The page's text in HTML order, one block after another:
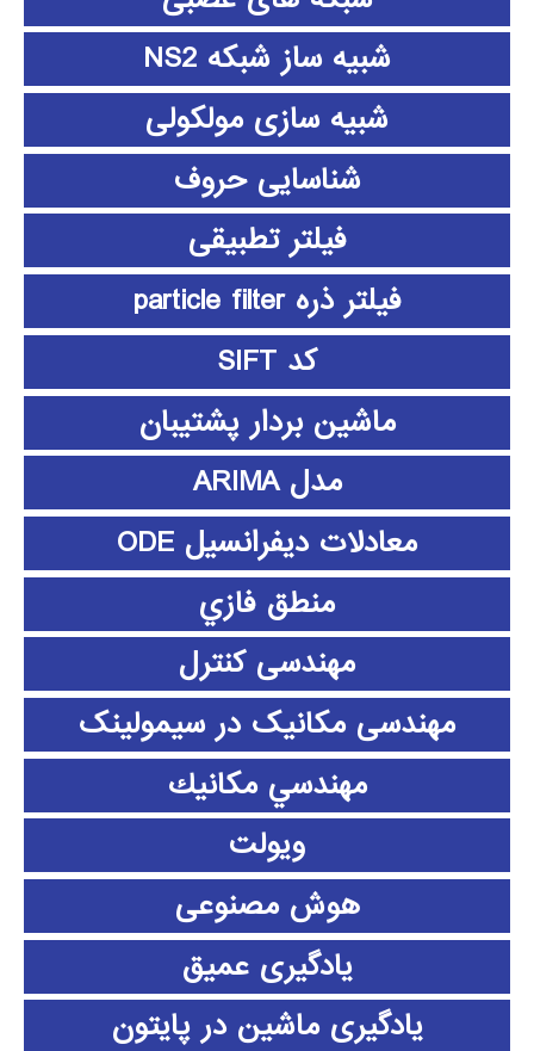
شبیه ساز شبکه NS2
شبیه سازی مولکولی
شناسایی حروف
فیلتر تطبیقی
فیلتر ذره particle filter
کد SIFT
ماشین بردار پشتیبان
مدل ARIMA
معادلات دیفرانسیل ODE
منطق فازي
مهندسی کنترل
مهندسی مکانیک در سیمولینک
مهندسي مكانيك
ویولت
هوش مصنوعی
یادگیری عمیق
یادگیری ماشین در پایتون